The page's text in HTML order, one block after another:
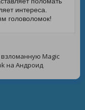
интереса.
головоломок!
взломанную Magic
на Андроид